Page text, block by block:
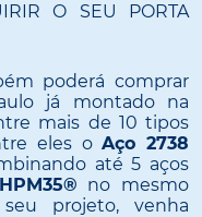
O SEU PORTA
poderá comprar
já montado na
mais de 10 tipos
eles oAço 2738
até 5 aços
no mesmo
projeto, venha